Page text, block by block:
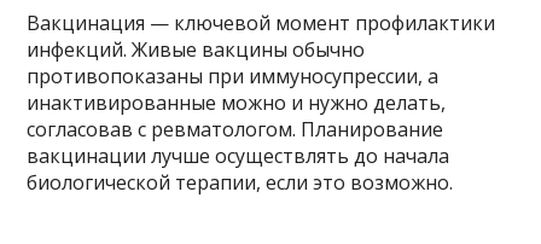
Вакцинация — ключевой момент профилактики
инфекций. Живые вакцины обычно
противопоказаны при иммуносупрессии, а
инактивированные можно и нужно делать,
согласовав с ревматологом. Планирование
вакцинации лучше осуществлять до начала
биологической терапии, если это возможно.